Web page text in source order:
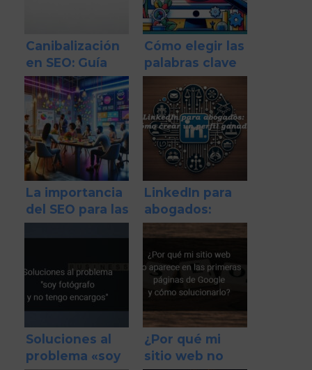
Canibalización
en SEO: Guía
definitiva para
entender y
solucionar el
problema
Cómo elegir las
palabras clave
adecuadas para
tu negocio
La importancia
del SEO para las
startups
LinkedIn para
abogados:
Cómo crear un
perfil ganador
Soluciones al
problema «soy
¿Por qué mi
sitio web no